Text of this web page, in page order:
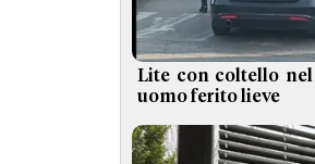
Lite con coltello nel
uomo ferito lieve